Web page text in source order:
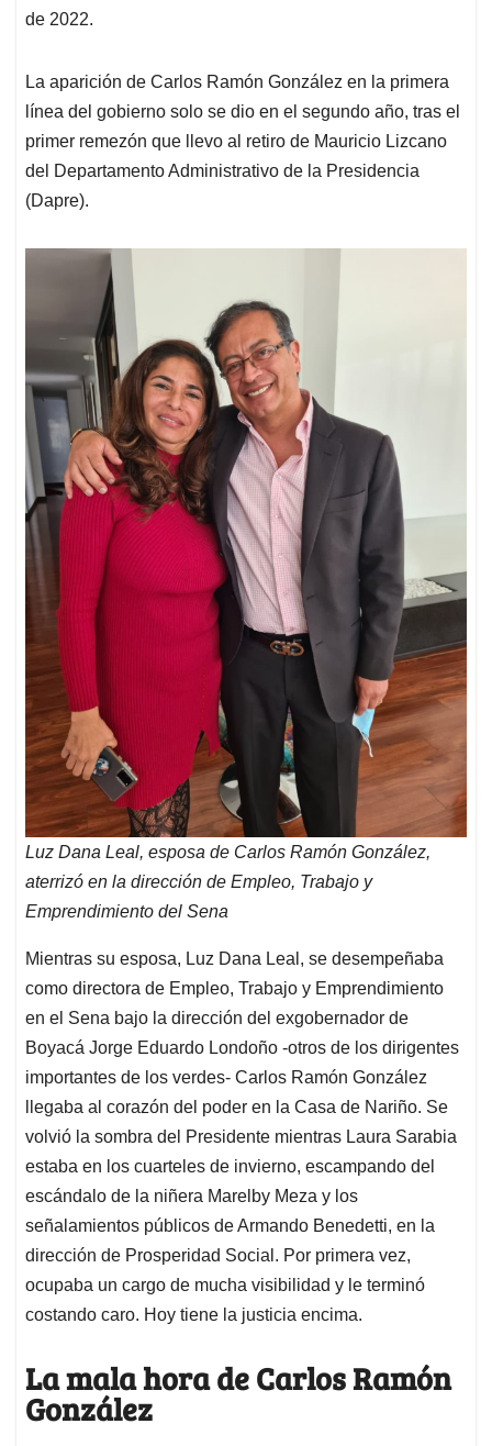
de 2022.
La aparición de Carlos Ramón González en la primera
línea del gobierno solo se dio en el segundo año, tras el
primer remezón que llevo al retiro de Mauricio Lizcano
del Departamento Administrativo de la Presidencia
(Dapre).
Luz Dana Leal, esposa de Carlos Ramón González,
aterrizó en la dirección de Empleo, Trabajo y
Emprendimiento del Sena
Mientras su esposa, Luz Dana Leal, se desempeñaba
como directora de Empleo, Trabajo y Emprendimiento
en el Sena bajo la dirección del exgobernador de
Boyacá Jorge Eduardo Londoño -otros de los dirigentes
importantes de los verdes- Carlos Ramón González
llegaba al corazón del poder en la Casa de Nariño. Se
volvió la sombra del Presidente mientras Laura Sarabia
estaba en los cuarteles de invierno, escampando del
escándalo de la niñera Marelby Meza y los
señalamientos públicos de Armando Benedetti, en la
dirección de Prosperidad Social. Por primera vez,
ocupaba un cargo de mucha visibilidad y le terminó
costando caro. Hoy tiene la justicia encima.
La mala hora de Carlos Ramón
González